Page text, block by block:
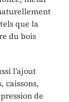
que la
du bois
l’ajout
caissons,
de